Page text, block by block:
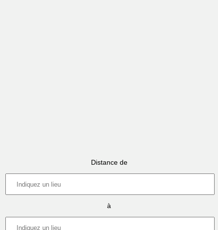
Distance de
à